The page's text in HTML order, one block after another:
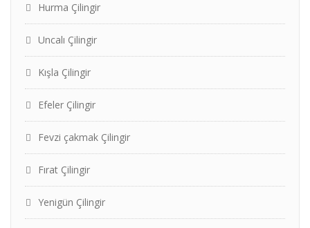
Hurma Çilingir
Uncalı Çilingir
Kışla Çilingir
Efeler Çilingir
Fevzi çakmak Çilingir
Fırat Çilingir
Yenigün Çilingir